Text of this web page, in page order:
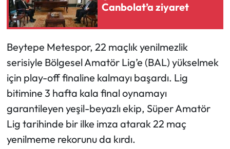
Canbolat’a ziyaret
Beytepe Metespor, 22 maçlık yenilmezlik
serisiyle Bölgesel Amatör Lig’e (BAL) yükselmek
için play-off finaline kalmayı başardı. Lig
bitimine 3 hafta kala final oynamayı
garantileyen yeşil-beyazlı ekip, Süper Amatör
Lig tarihinde bir ilke imza atarak 22 maç
yenilmeme rekorunu da kırdı.
Mecitözü Haberleri
Ortaköy Haberleri
Osmancık Haberleri
Otomotiv
Resmi İlan